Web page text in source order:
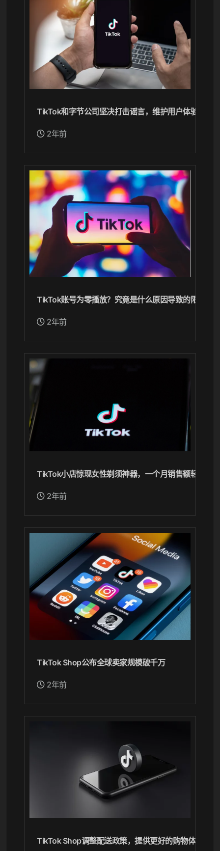
TikTok和字节公司坚决打击谣言，维护用户体验和平
2年前
TikTok账号为零播放？究竟是什么原因导致的限流？
2年前
TikTok小店惊现女性剃须神器，一个月销售额轻松突
2年前
TikTok Shop公布全球卖家规模破千万
2年前
TikTok Shop调整配送政策，提供更好的购物体验